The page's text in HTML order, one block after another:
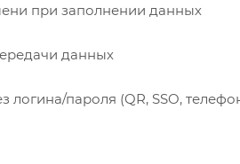
при заполнении данных
данных
пароля (QR, SSO,